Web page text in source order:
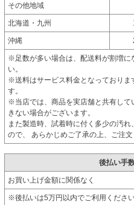
その他地域
北海道・九州
沖縄
※足数が多い場合は、配送料が割増に
い。
※送料はサービス料金となっておりま
す。
※当店では、商品を実店舗と共有して
きない場合がございます。
また製造時、試着時に付く多少の汚
ので、 あらかじめご了承の上、ご注文
後払い手
お買い上げ金額に関係なく
※後払いは5万円以内でご利用ください